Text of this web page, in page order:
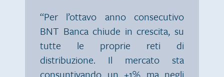
“Per l’ottavo anno consecutivo
BNT Banca chiude in crescita, su
tutte le proprie reti di
distribuzione. Il mercato sta